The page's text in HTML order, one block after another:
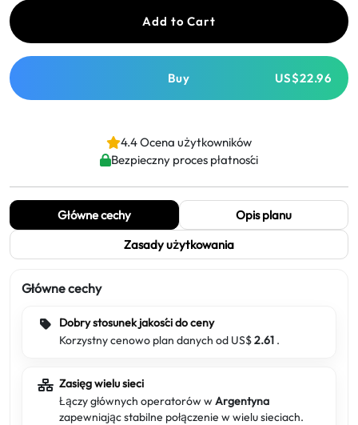
Add to Cart
Buy US$22.96
4.4 Ocena użytkowników
Bezpieczny proces płatności
Główne cechy
Opis planu
Zasady użytkowania
Główne cechy
Dobry stosunek jakości do ceny
Korzystny cenowo plan danych od US$2.61 .
Zasięg wielu sieci
Łączy głównych operatorów wArgentyna
zapewniając stabilne połączenie w wielu sieciach.